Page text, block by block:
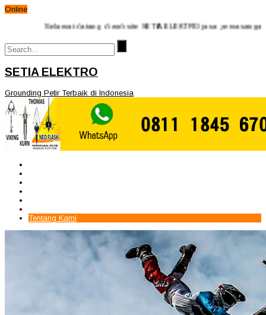
Online
Selamat datang di website SETIA ELEKTRO jasa pemasangan
SETIA ELEKTRO
Grounding Petir Terbaik di Indonesia
Tentang Kami